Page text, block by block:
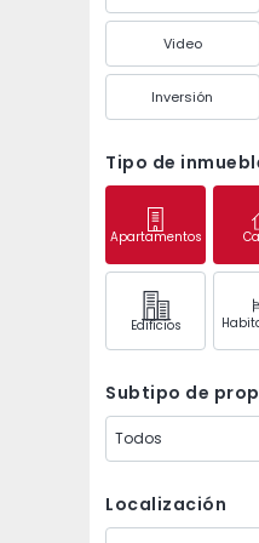
Video
Inversión
Tipo de
Apartamentos
Edifícios
Subtipo de
Todos
Localización